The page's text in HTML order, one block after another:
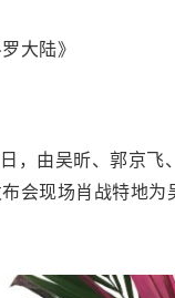
大陆》
，由吴昕、郭京飞
会现场肖战特地为